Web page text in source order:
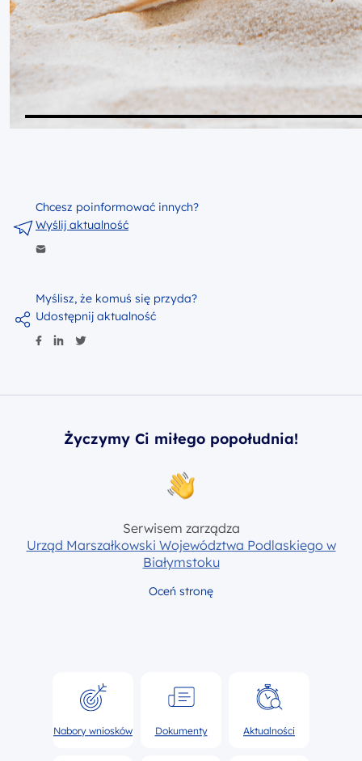
Myślisz, że komuś się przyda?
Udostępnij aktualność
Chcesz poinformować innych?
Wyślij aktualność
Życzymy Ci miłego popołudnia!
Serwisem zarządza
Urząd Marszałkowski Województwa Podlaskiego w
Białymstoku
Oceń stronę
Nabory wniosków Dokumenty Aktualności